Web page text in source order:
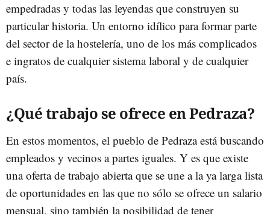
empedradas y todas las leyendas que construyen su
particular historia. Un entorno idílico para formar parte
del sector de la hostelería, uno de los más complicados
e ingratos de cualquier sistema laboral y de cualquier
país.
¿Qué trabajo se ofrece en Pedraza?
En estos momentos, el pueblo de Pedraza está buscando
empleados y vecinos a partes iguales. Y es que existe
una oferta de trabajo abierta que se une a la ya larga lista
de oportunidades en las que no sólo se ofrece un salario
mensual, sino también la posibilidad de tener